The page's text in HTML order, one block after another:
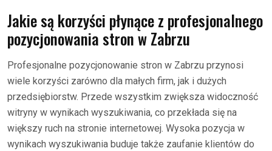
Jakie są korzyści płynące z profesjonalnego
pozycjonowania stron w Zabrzu
Profesjonalne pozycjonowanie stron w Zabrzu przynosi
wiele korzyści zarówno dla małych firm, jak i dużych
przedsiębiorstw. Przede wszystkim zwiększa widoczność
witryny w wynikach wyszukiwania, co przekłada się na
większy ruch na stronie internetowej. Wysoka pozycja w
wynikach wyszukiwania buduje także zaufanie klientów do